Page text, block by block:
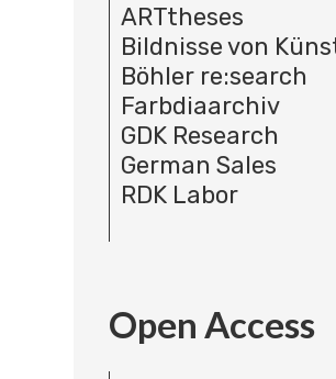
ARTtheses
Bildnisse von
Böhler re:search
Farbdiaarchiv
GDK Research
German Sales
RDK Labor
Open Access